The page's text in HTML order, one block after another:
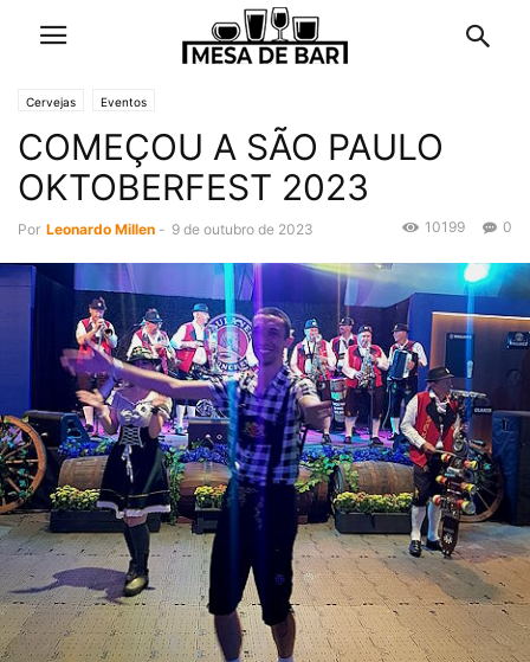
Cervejas Eventos
COMEÇOU A SÃO PAULO
OKTOBERFEST 2023
Por Leonardo Millen - 9 de outubro de 2023 0
10199